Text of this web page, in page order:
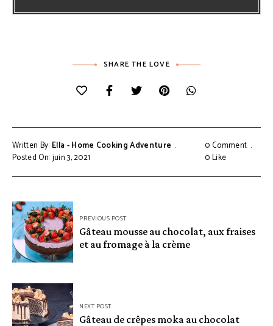
SHARE THE LOVE
Written By: Ella - Home Cooking Adventure
Posted On: juin 3, 2021
0 Comment
0Like
Navigation
de
l’article
PREVIOUS POST
Gâteau mousse au chocolat, aux fraises
et au fromage à la crème
NEXT POST
Gâteau de crêpes moka au chocolat